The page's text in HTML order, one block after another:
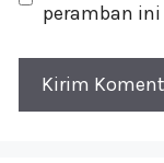
peramban